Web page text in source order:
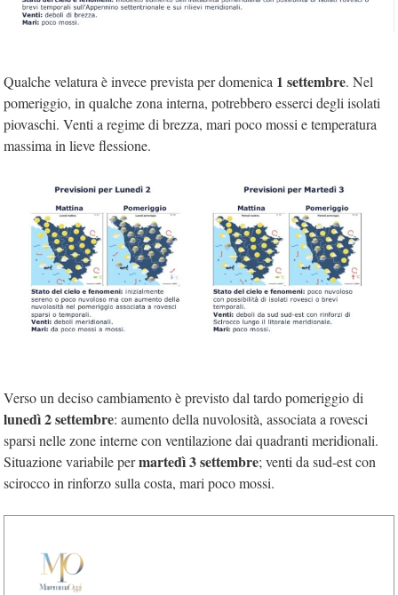
Qualche velatura è invece prevista per domenica 1 settembre. Nel
pomeriggio, in qualche zona interna, potrebbero esserci degli isolati
piovaschi. Venti a regime di brezza, mari poco mossi e temperatura
massima in lieve flessione.
Verso un deciso cambiamento è previsto dal tardo pomeriggio di
lunedì 2settembre: aumento della nuvolosità, associata a rovesci
sparsi nelle zone interne con ventilazione dai quadranti meridionali.
Situazione variabile permartedì 3 settembre; venti da sud-est con
scirocco in rinforzo sulla costa, mari poco mossi.